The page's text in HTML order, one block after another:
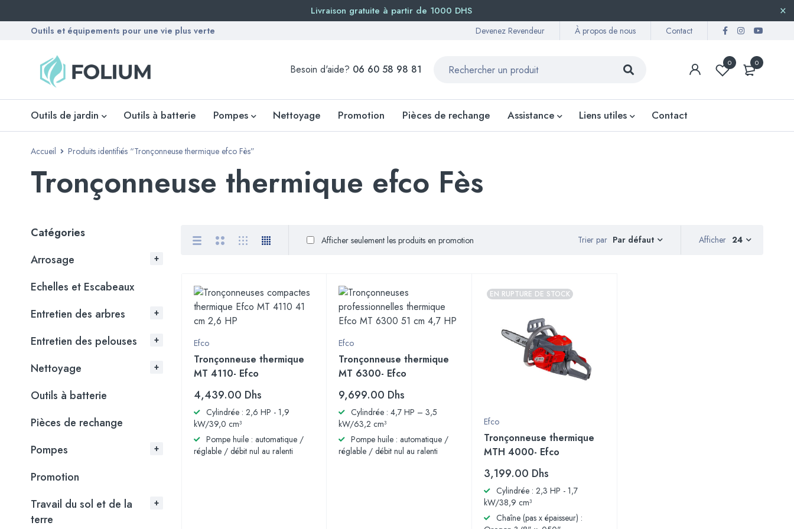
Livraison gratuite à partir de 1000 DHS
Outils et équipements pour une vie plus verte Devenez Revendeur À propos de nous Contact
0
0
Besoin d'aide? 06 60 58 98 81
Outils de jardin Outils à batterie Pompes Nettoyage Promotion Pièces de rechange Assistance Liens utiles Contact
Accueil Produits identifiés “Tronçonneuse thermique efco Fès”
Tronçonneuse thermique efco Fès
Catégories
Arrosage
Echelles et Escabeaux
Entretien des arbres
Entretien des pelouses
Nettoyage
Outils à batterie
Pièces de rechange
Pompes
Promotion
Travail du sol et de la
terre
Trier par Par défaut
Afficher seulement les produits en promotion Afficher 24
Efco
Tronçonneuse thermique
MT 4110- Efco
4,439.00 Dhs
Cylindrée : 2,6 HP - 1,9
kW/39,0 cm³
Pompe huile : automatique /
réglable / débit nul au ralenti
Efco
Tronçonneuse thermique
MT 6300- Efco
9,699.00 Dhs
Cylindrée : 4,7 HP – 3,5
kW/63,2 cm³
Pompe huile : automatique /
réglable / débit nul au ralenti
EN RUPTURE DE STOCK
Efco
Tronçonneuse thermique
MTH 4000- Efco
3,199.00 Dhs
Cylindrée : 2,3 HP - 1,7
kW/38,9 cm³
Chaîne (pas x épaisseur) :